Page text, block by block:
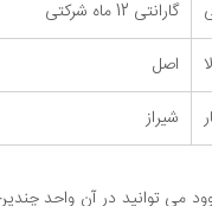
گارانتی 12 ماه شرکتی
اصل
شیراز
می توانید در آن واحد